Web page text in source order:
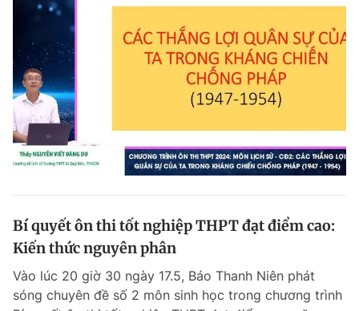
Bí quyết ôn thi tốt nghiệp THPT đạt điểm cao:
Kiến thức nguyên phân
Vào lúc 20 giờ 30 ngày 17.5, Báo Thanh Niên phát
sóng chuyên đề số 2 môn sinh học trong chương trình